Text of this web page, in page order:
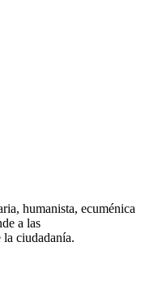
humanista, ecuménica
a las
la ciudadanía.